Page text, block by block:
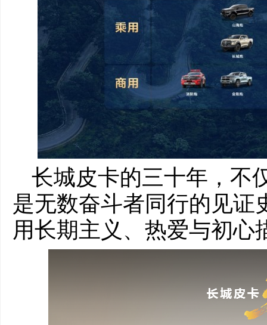
长城皮卡的三十年，不
是无数奋斗者同行的见证
用长期主义、热爱与初心